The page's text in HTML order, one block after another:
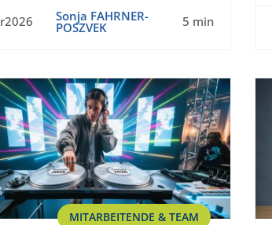
Sonja FAHRNER-
POSZVEK 5 min
MITARBEITENDE & TEAM